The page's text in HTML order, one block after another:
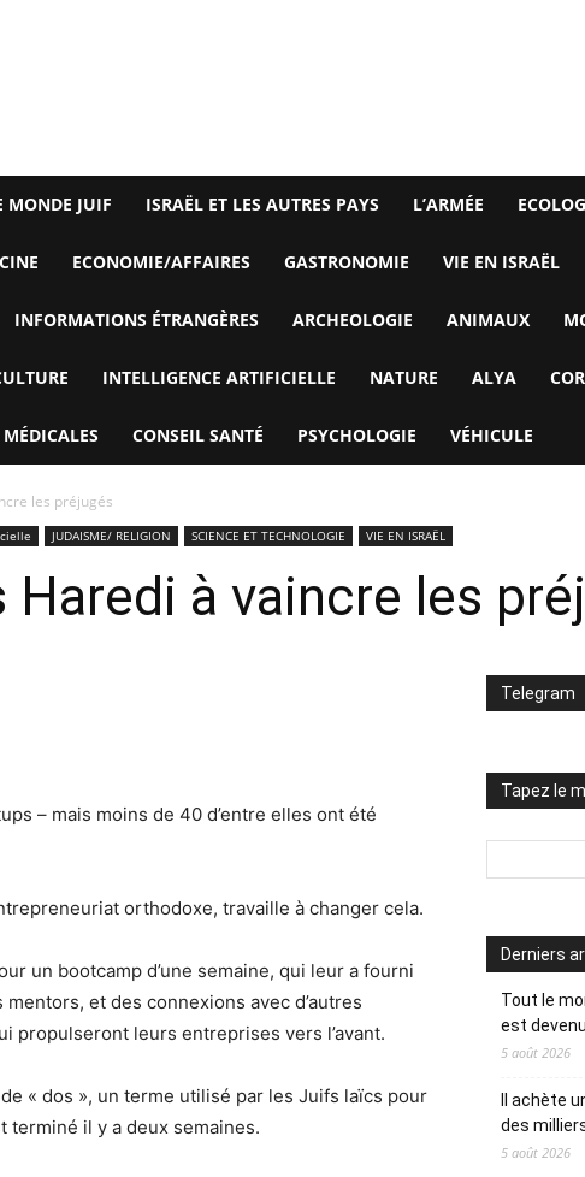
MONDE JUIF ISRAËL ET LES AUTRES PAYS L’ARMÉE
ECONOMIE/AFFAIRES GASTRONOMIE VIE EN ISRAËL
INFORMATIONS ÉTRANGÈRES ARCHEOLOGIE ANIMAUX
INTELLIGENCE ARTIFICIELLE NATURE ALYA
CONSEIL SANTÉ PSYCHOLOGIE VÉHICULE
les préjugés
JUDAISME/ RELIGION SCIENCE ET TECHNOLOGIE VIE EN ISRAËL
à vaincre les
– mais moins de 40 d’entre elles ont été
orthodoxe, travaille à changer cela.
un bootcamp d’une semaine, qui leur a fourni
et des connexions avec d’autres
propulseront leurs entreprises vers l’avant.
« dos », un terme utilisé par les Juifs laïcs pour
terminé il y a deux semaines.
Telegram
Tapez le
Derniers
Tout le
est
5 août 2026
Il achète
des
5 août 2026